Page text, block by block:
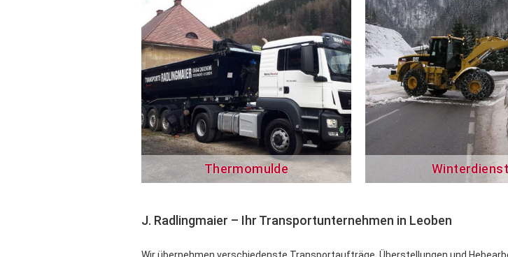
Thermomulde Winterdienst
J. Radlingmaier – Ihr Transportunternehmen in Leoben